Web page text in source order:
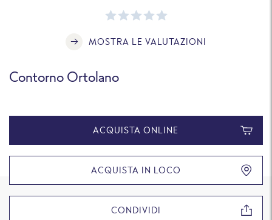
MOSTRA LE VALUTAZIONI
Contorno Ortolano
ACQUISTA ONLINE
ACQUISTA IN LOCO
CONDIVIDI